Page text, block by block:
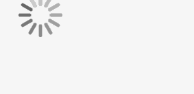
fleece materiaal houdt je warm.